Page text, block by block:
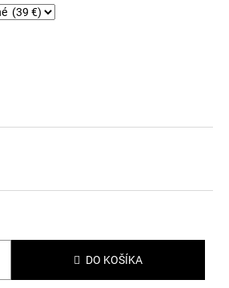
DO KOŠÍKA